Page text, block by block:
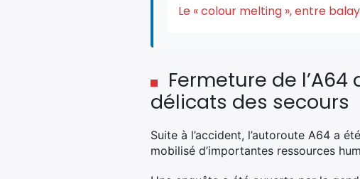
Le « colour melting », entre
Fermeture de
délicats des secours
Suite à l’accident, l’autoroute A64 a
mobilisé d’importantes ressources